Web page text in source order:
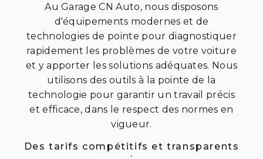
Au Garage CN Auto, nous disposons
d'équipements modernes et de
technologies de pointe pour diagnostiquer
rapidement les problèmes de votre voiture
et y apporter les solutions adéquates. Nous
utilisons des outils à la pointe de la
technologie pour garantir un travail précis
et efficace, dans le respect des normes en
vigueur.
Des tarifs compétitifs et transparents